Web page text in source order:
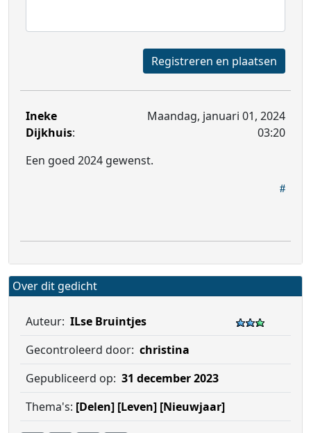
Registreren en plaatsen
Ineke
Dijkhuis:
Maandag, januari 01, 2024
03:20
Een goed 2024 gewenst.
Over dit gedicht
Auteur: ILse Bruintjes
Gecontroleerd door: christina
Gepubliceerd op: 31 december 2023
Thema's: [Delen] [Leven] [Nieuwjaar]